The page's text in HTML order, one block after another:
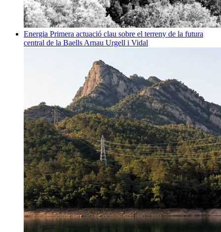
Energia Primera actuació clau sobre el terreny de la futura
central de la Baells Arnau Urgell i Vidal